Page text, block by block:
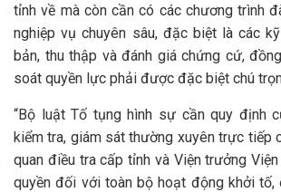
tỉnh về mà còn cần có các chương trình
nghiệp vụ chuyên sâu, đặc biệt là các
bản, thu thập và đánh giá chứng cứ,
soát quyền lực phải được đặc biệt chú
“Bộ luật Tố tụng hình sự cần quy định
kiểm tra, giám sát thường xuyên trực tiếp
quan điều tra cấp tỉnh và Viện trưởng
quyền đối với toàn bộ hoạt động khởi tố,